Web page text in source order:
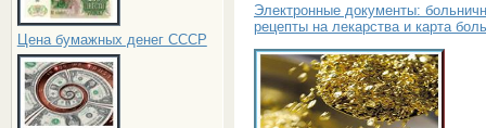
Цена бумажных денег СССР
Электронные документы:
рецепты на лекарства и карта